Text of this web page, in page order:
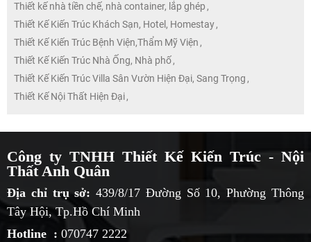
Thiết kế nhà tiền chế, nhà container, lắp ghép ,
Thiết Kế Kiến Trúc Khách Sạn, Hotel, Homestay,
Thiết Kế Kiến Trúc Bệnh Viện,Thẩm Mỹ Viện ,
Thiết Kế Kiến Trúc Nhà Ống, Nhà phố,
Thiết Kế Kiến Trúc Villa Sân Vườn Hiện Đại, Sang Trọng ,
Thiết Kế Nội Thất Hiện Đại,
Công ty TNHH Thiết Kế Kiến Trúc - Nội
Thất Anh Quân
Địa chỉ trụ sở: 439/8/17 Đường Số 10, Phường Thông
Tây Hội, Tp.Hồ Chí Minh
Hotline : 070747 2222